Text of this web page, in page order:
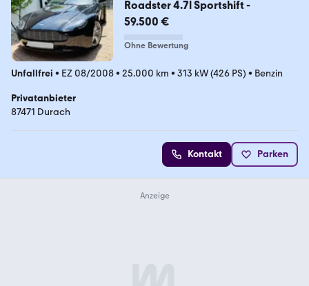
Roadster 4.7l Sportshift -
59.500 €
Ohne Bewertung
Unfallfrei • EZ 08/2008• 25.000 km • 313 kW (426 PS) • Benzin
Privatanbieter
87471 Durach
Kontakt Parken